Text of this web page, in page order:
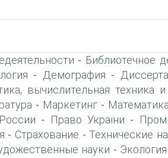
- Библиотечное
- Демография -
вычислительная техника
- Маркетинг - Математика
- Право України -
- Страхование -Технические
науки - Экология